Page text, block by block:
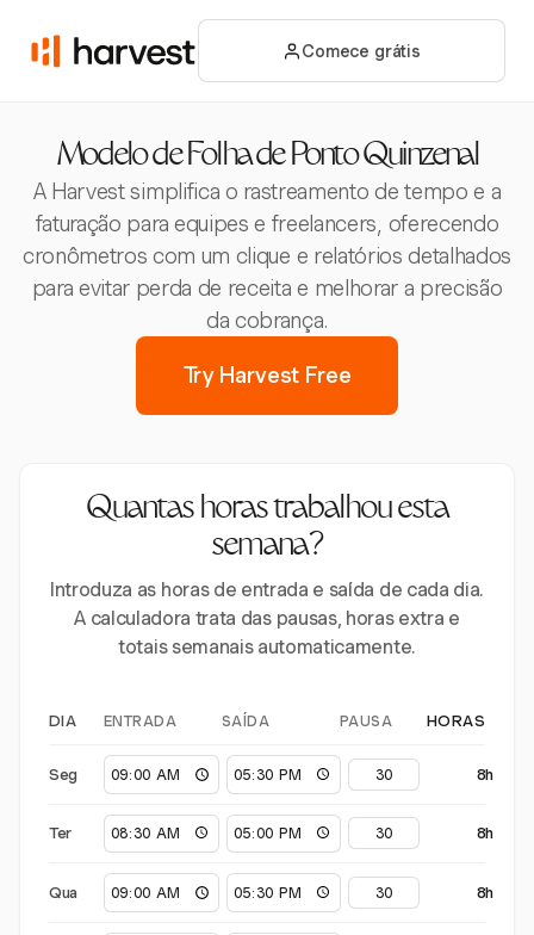
Comece grátis
Modelo de Folha de Ponto Quinzenal
A Harvest simplifica o rastreamento de tempo e a
faturação para equipes e freelancers, oferecendo
cronômetros com um clique e relatórios detalhados
para evitar perda de receita e melhorar a precisão
da cobrança.
Try Harvest Free
Quantas horas trabalhou esta
semana?
Introduza as horas de entrada e saída de cada dia.
A calculadora trata das pausas, horas extra e
totais semanais automaticamente.
DIA ENTRADA SAÍDA PAUSA HORAS
Seg 8h
Ter 8h
Qua 8h